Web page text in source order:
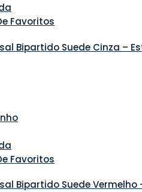
Favoritos
Bipartido Suede Cinza –
Favoritos
Bipartido Suede